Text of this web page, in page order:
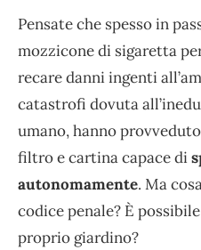
Pensate che spesso in
mozzicone di sigaretta
recare danni ingenti
catastrofi dovuta
umano, hanno
filtro e cartina capace di
autonomamente. Ma
codice penale? È
proprio giardino?